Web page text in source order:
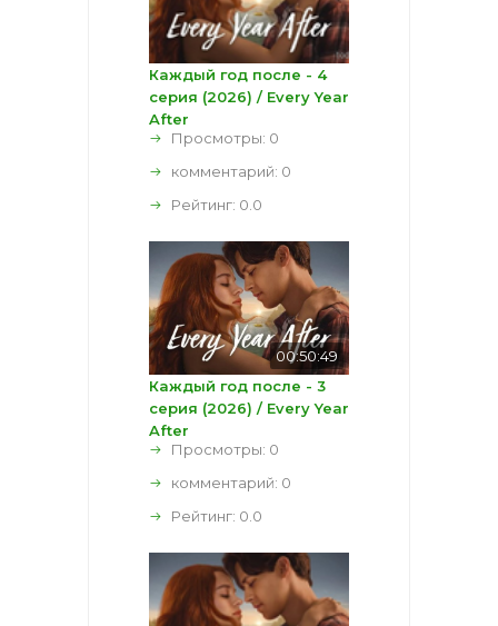
Каждый год после - 4
серия (2026) / Every Year
After
Просмотры: 0
комментарий: 0
Рейтинг: 0.0
00:50:49
Каждый год после - 3
серия (2026) / Every Year
After
Просмотры: 0
комментарий: 0
Рейтинг: 0.0